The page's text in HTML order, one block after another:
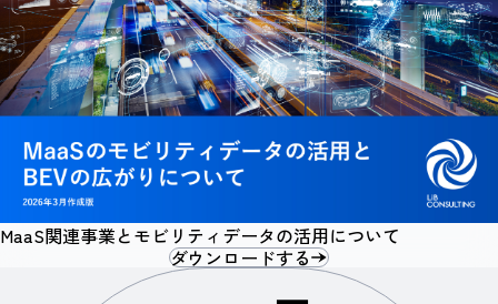
MaaS関連事業とモビリティデータの活用について
ダウンロードする